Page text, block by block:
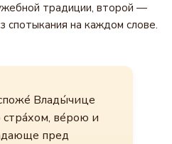
традиции, второй —
спотыкания на каждом слове.
Влады́чице
ве́рою и
пред